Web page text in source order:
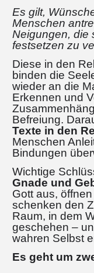
Es gilt,
Menschen
Neigungen, die
festsetzen zu
Diese in den
binden die
wieder an die
Erkennen und
Befreiung.
Texte in den
Menschen
Bindungen
Wichtige
Gnade und
Gott aus,
schenken den
Raum, in dem
geschehen –
wahren Selbst
Es geht um